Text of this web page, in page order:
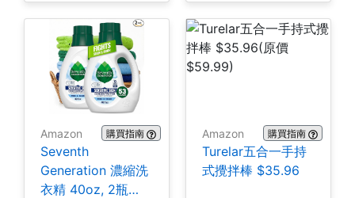
Amazon 購買指南
Seventh
Generation 濃縮洗
衣精 40oz, 2瓶
Amazon 購買指南
Turelar五合一手持
式攪拌棒 $35.96